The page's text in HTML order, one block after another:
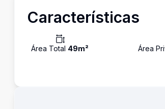
Características
Área Total 49m² Área